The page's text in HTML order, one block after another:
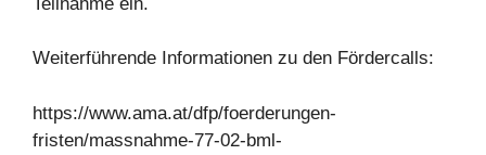
Weiterführende Informationen zu den Fördercalls:
https://www.ama.at/dfp/foerderungen-
fristen/massnahme-77-02-bml-